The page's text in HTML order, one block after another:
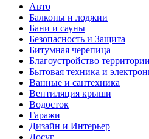
Авто
Балконы и лоджии
Бани и сауны
Безопасность и Защита
Битумная черепица
Благоустройство
Бытовая техника и
Ванные и сантехника
Вентиляция крыши
Водосток
Гаражи
Дизайн и Интерьер
Досуг